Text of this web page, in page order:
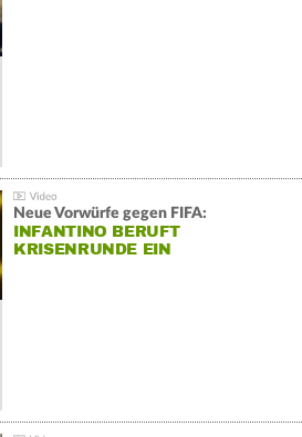
Neue Vorwürfe gegen FIFA:
INFANTINO BERUFT
KRISENRUNDE EIN